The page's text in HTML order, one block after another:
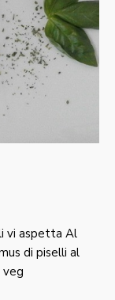
vi aspetta Al
di piselli al